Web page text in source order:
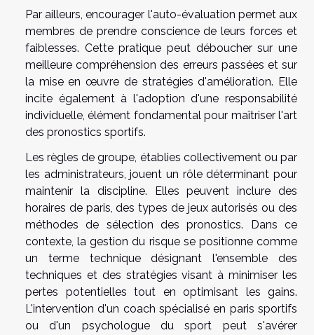
Par ailleurs, encourager l'auto-évaluation permet aux
membres de prendre conscience de leurs forces et
faiblesses. Cette pratique peut déboucher sur une
meilleure compréhension des erreurs passées et sur
la mise en œuvre de stratégies d'amélioration. Elle
incite également à l'adoption d'une responsabilité
individuelle, élément fondamental pour maîtriser l'art
des pronostics sportifs.
Les règles de groupe, établies collectivement ou par
les administrateurs, jouent un rôle déterminant pour
maintenir la discipline. Elles peuvent inclure des
horaires de paris, des types de jeux autorisés ou des
méthodes de sélection des pronostics. Dans ce
contexte, la gestion du risque se positionne comme
un terme technique désignant l'ensemble des
techniques et des stratégies visant à minimiser les
pertes potentielles tout en optimisant les gains.
L'intervention d'un coach spécialisé en paris sportifs
ou d'un psychologue du sport peut s'avérer